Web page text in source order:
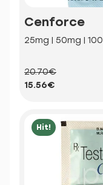
Cenforce
25mg | 50mg |
20.70€
15.56€
Hit!